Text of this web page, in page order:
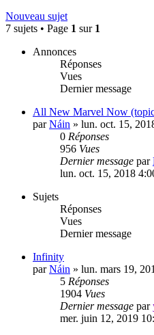
Nouveau sujet
7 sujets • Page 1 sur 1
Annonces
Réponses
Vues
Dernier message
All New Marvel Now
parNáin » lun. oct. 15,
0 Réponses
956 Vues
Dernier message par
lun. oct. 15, 2018
Sujets
Réponses
Vues
Dernier message
Infinity
parNáin » lun. mars 19,
5 Réponses
1904 Vues
Dernier message par
mer. juin 12, 2019